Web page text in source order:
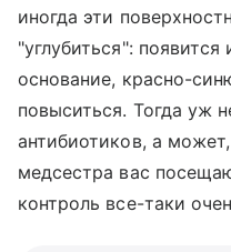
иногда эти
"углубиться":
основание, красно-
повыситься. Тогда уж
антибиотиков, а
медсестра вас
контроль все-таки